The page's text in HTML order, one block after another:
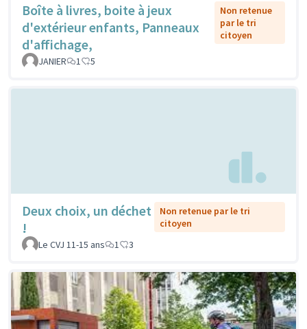
Boîte à livres, boite à jeux
d'extérieur enfants, Panneaux
d'affichage,
Non retenue
par le tri
citoyen
JANIER 1 5
Deux choix, un déchet
!
Non retenue par le tri
citoyen
Le CVJ 11-15 ans
1 3